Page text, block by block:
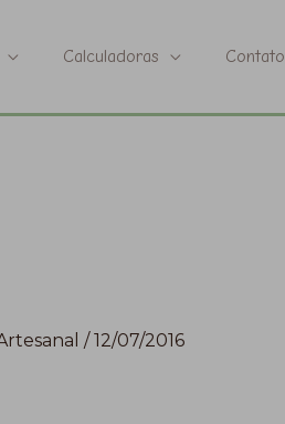
Calculadoras Contato
/ 12/07/2016